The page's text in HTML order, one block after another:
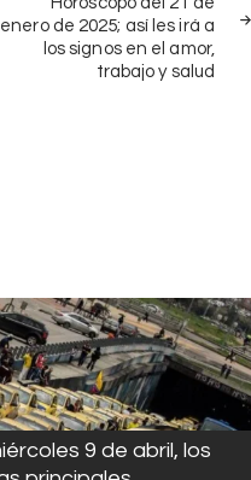
enero de 2025; así les irá a
los signos en el amor,
trabajo y salud
9 de abril, los